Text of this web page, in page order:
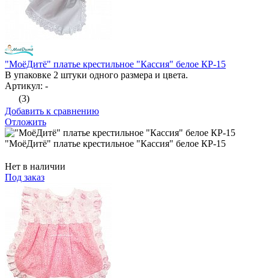
"МоёДитё" платье крестильное "Кассия" белое КР-15
В упаковке 2 штуки одного размера и цвета.
Артикул: -
(3)
Добавить к сравнению
Отложить
"МоёДитё" платье крестильное "Кассия" белое КР-15
Нет в наличии
Под заказ